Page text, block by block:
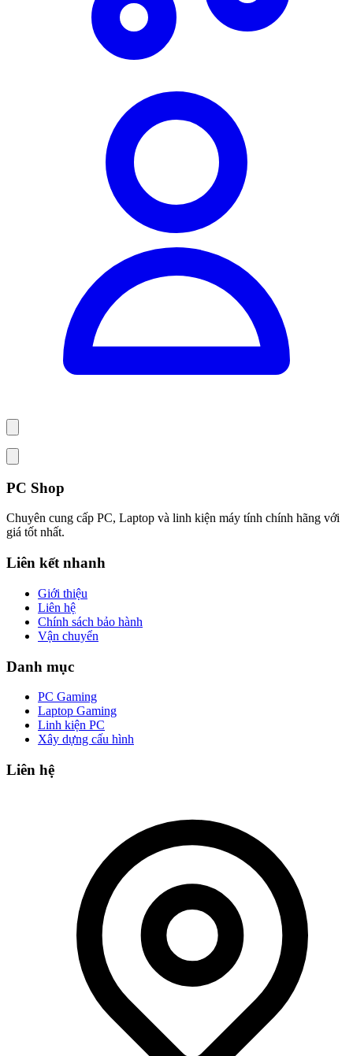
PC Shop
Chuyên cung cấp PC, Laptop và linh kiện máy tính chính hãng với
giá tốt nhất.
Liên kết nhanh
Giới thiệu
Liên hệ
Chính sách bảo hành
Vận chuyển
Danh mục
PC Gaming
Laptop Gaming
Linh kiện PC
Xây dựng cấu hình
Liên hệ